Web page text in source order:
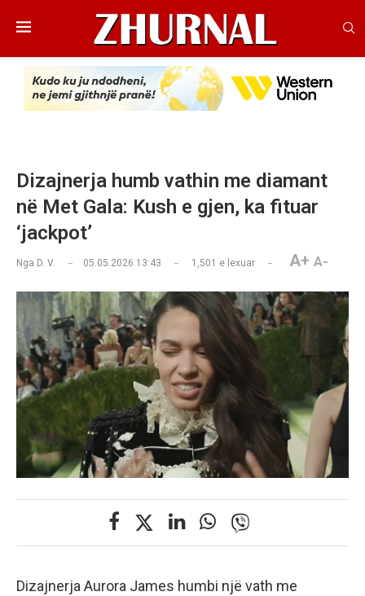
Dizajnerja humb vathin me diamant
në Met Gala: Kush e gjen, ka fituar
‘jackpot’
Nga D. V. 05.05.2026 13:43 1,501 e lexuar A+ A-
Dizajnerja Aurora James humbi një vath me